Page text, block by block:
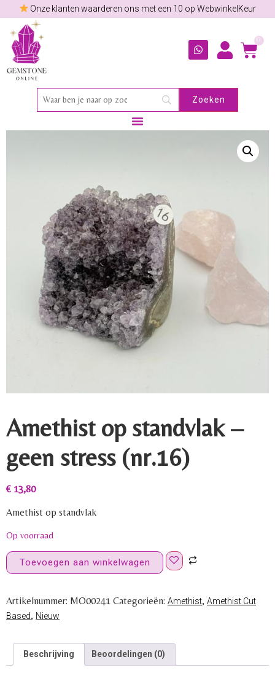
Onze klanten waarderen ons met een 10 op WebwinkelKeur
0
Amethist op standvlak –
geen stress (nr.16)
€ 13,80
Amethist op standvlak
Op voorraad
Toevoegen aan winkelwagen
Artikelnummer: MO00241 Categorieën: Amethist, Amethist Cut
Based, Nieuw
Beschrijving Beoordelingen (0)